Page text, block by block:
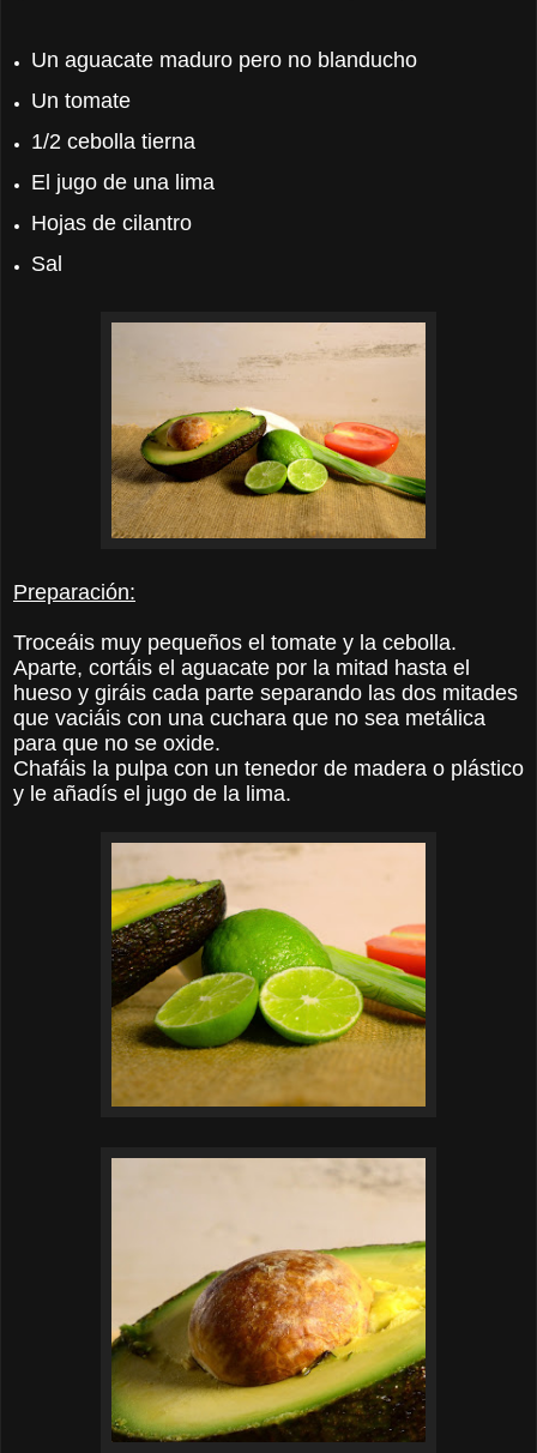
Un aguacate maduro pero no blanducho
Un tomate
1/2 cebolla tierna
El jugo de una lima
Hojas de cilantro
Sal
Preparación:
Troceáis muy pequeños el tomate y la cebolla.
Aparte, cortáis el aguacate por la mitad hasta el
hueso y giráis cada parte separando las dos mitades
que vaciáis con una cuchara que no sea metálica
para que no se oxide.
Chafáis la pulpa con un tenedor de madera o plástico
y le añadís el jugo de la lima.